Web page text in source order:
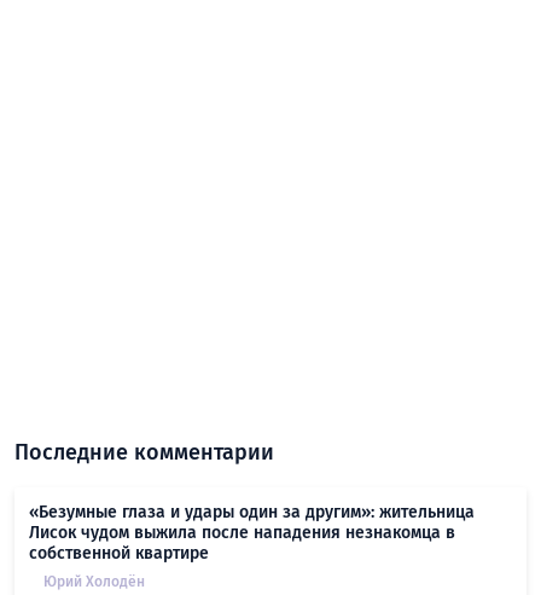
Последние комментарии
«Безумные глаза и удары один за другим»: жительница
Лисок чудом выжила после нападения незнакомца в
собственной квартире
Юрий Холодён